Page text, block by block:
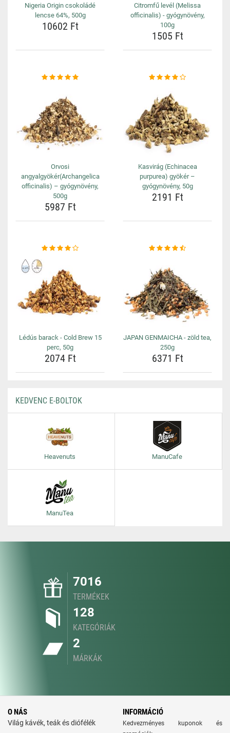
Nigeria Origin csokoládé
lencse 64%, 500g
10602 Ft
Citromfű levél (Melissa
officinalis) - gyógynövény,
100g
1505 Ft
Orvosi
angyalgyökér(Archangelica
officinalis) – gyógynövény,
500g
5987 Ft
Kasvirág (Echinacea
purpurea) gyökér –
gyógynövény, 50g
2191 Ft
Lédús barack - Cold Brew 15
perc, 50g
2074 Ft
JAPAN GENMAICHA - zöld tea,
250g
6371 Ft
KEDVENC E-BOLTOK
Heavenuts ManuCafe
ManuTea
7016
TERMÉKEK
128
KATEGÓRIÁK
2
MÁRKÁK
O NÁS
Világ kávék, teák és diófélék
INFORMÁCIÓ
Kedvezményes kuponok és